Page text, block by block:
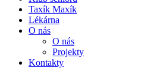
Taxík Maxík
Lékárna
O nás
O nás
Projekty
Kontakty